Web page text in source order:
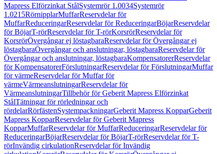
Mapress Elförzinkat StålSystemrör 1.0034Systemrör
1.0215RörnipplarMuffarReservdelar för
MuffarReduceringarReservdelar för ReduceringarBöjarReservdelar
för BöjarT-rörReservdelar för T-rörKorsrörReservdelar för
KorsrörÖvergångar ej löstagbaraReservdelar för Övergångar ej
löstagbaraÖvergångar och anslutningar, löstagbaraReservdelar för
Övergångar och anslutningar, löstagbaraKompensatorerReservdelar
för KompensatorerFörslutningarReservdelar för FörslutningarMuffar
för värmeReservdelar för Muffar för
värmeVärmeanslutningarReservdelar för
VärmeanslutningarTillbehör för Geberit Mapress Elförzinkat
StålTätningar för rörledningar och
rördelarRörfästenSystempackningarGeberit Mapress KopparGeberit
Mapress KopparReservdelar för Geberit Mapress
KopparMuffarReservdelar för MuffarReduceringarReservdelar för
ReduceringarBöjarReservdelar för BöjarT-rörReservdelar för T-
rörInvändig cirkulationReservdelar för Invändig